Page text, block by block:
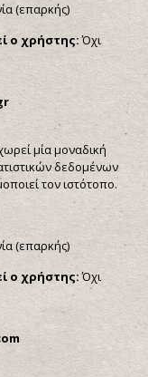
(επαρκής)
ο χρήστης:Όχι
μία μοναδική
δεδομένων
τον ιστότοπο.
(επαρκής)
ο χρήστης:Όχι